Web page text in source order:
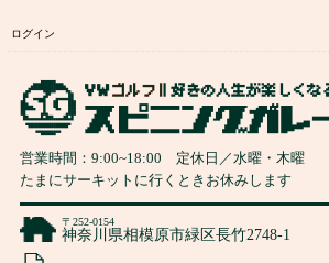
ログイン
営業時間： 9:00~18:00 定休日／水曜・木曜
たまにサーキットに行くときお休みします
〒252-0154
神奈川県相模原市緑区長竹2748-1